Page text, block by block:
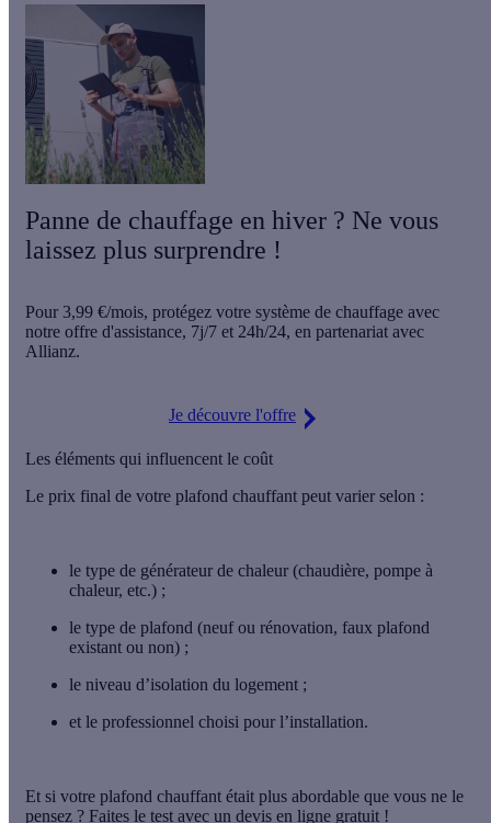
Panne de chauffage en hiver ? Ne vous
laissez plus surprendre !
Pour 3,99 €/mois, protégez votre système de chauffage avec
notre offre d'assistance, 7j/7 et 24h/24, en partenariat avec
Allianz.
Je découvre l'offre
Les éléments qui influencent le coût
Le prix final de votre plafond chauffant peut varier selon :
le type de générateur de chaleur (chaudière, pompe à
chaleur, etc.) ;
le type de plafond (neuf ou rénovation, faux plafond
existant ou non) ;
le niveau d’isolation du logement ;
et le professionnel choisi pour l’installation.
Et si votre plafond chauffant était plus abordable que vous ne le
pensez ? Faites le test avec un devis en ligne gratuit !